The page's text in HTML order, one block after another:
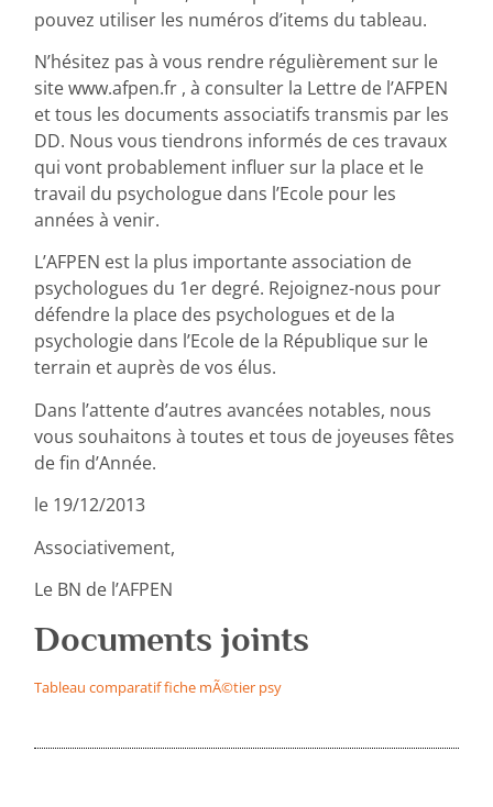
pouvez utiliser les numéros d’items du tableau.
N’hésitez pas à vous rendre régulièrement sur le
site www.afpen.fr , à consulter la Lettre de l’AFPEN
et tous les documents associatifs transmis par les
DD. Nous vous tiendrons informés de ces travaux
qui vont probablement influer sur la place et le
travail du psychologue dans l’Ecole pour les
années à venir.
L’AFPEN est la plus importante association de
psychologues du 1er degré. Rejoignez-nous pour
défendre la place des psychologues et de la
psychologie dans l’Ecole de la République sur le
terrain et auprès de vos élus.
Dans l’attente d’autres avancées notables, nous
vous souhaitons à toutes et tous de joyeuses fêtes
de fin d’Année.
le 19/12/2013
Associativement,
Le BN de l’AFPEN
Documents joints
Tableau comparatif fiche mÃ©tier psy